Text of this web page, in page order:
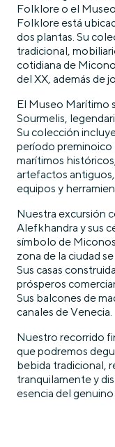
Folklore o el
Folklore está
dos plantas. Su
tradicional,
cotidiana de
del XX, además de
El Museo Marítimo
Sourmelis,
Su colección
período preminoico
marítimos
artefactos
equipos y
Nuestra excursión
Alefkhandra y sus
símbolo de
zona de la ciudad
Sus casas
prósperos
Sus balcones de
canales de Venecia.
Nuestro recorrido
que podremos
bebida tradicional,
tranquilamente y
esencia del